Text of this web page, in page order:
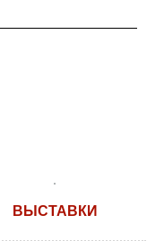
ВЫСТАВКИ